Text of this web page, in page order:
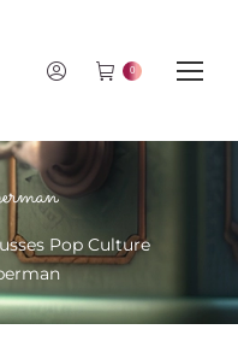
0
Pop Culture